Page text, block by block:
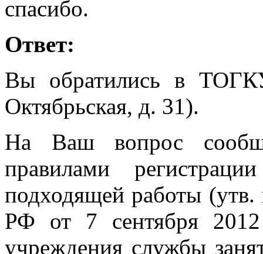
спасибо.
Ответ:
Вы обратились в
Октябрьская, д. 31).
На Ваш вопрос
правилами
подходящей работы (утв.
РФ от 7 сентября
учреждения службы